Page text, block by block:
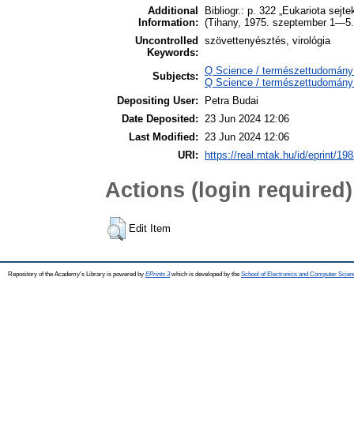
Additional
Information:
Bibliogr.: p. 322 „Eukariota
(Tihany, 1975. szeptember
Uncontrolled
Keywords:
szövettenyésztés, virológia
Subjects: Q Science /
Q Science /
Depositing User:
Petra Budai
Date Deposited: 23 Jun 2024 12:06
Last Modified: 23 Jun 2024 12:06
URI:
https://real.mtak.hu/id/eprint/
Actions (login required)
Edit Item
Repository of the Academy's Library is powered by EPrints 3which is developed by the School of Electronics and Computer